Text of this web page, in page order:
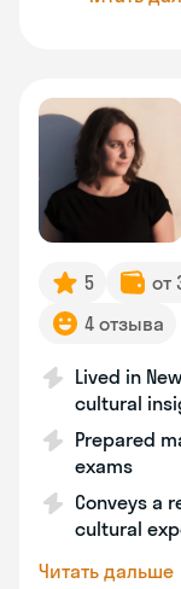
5 от
4 отзыва
Lived in
cultural
Prepared
exams
Conveys a
cultural
Читать дальше